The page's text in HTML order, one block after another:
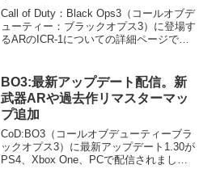
Call of Duty：Black Ops3（コールオブデ
ューティー：ブラックオプス3）に登場す
るARのICR-1についての詳細ページで
0.25秒ダメージ30...
BO3:最新アップデート配信。新
武器ARや過去作リマスターマッ
プ追加
CoD:BO3（コールオブデューティーブラ
ックオプス3）に最新アップデート1.30が
PS4、Xbox One、PCで配信されまし